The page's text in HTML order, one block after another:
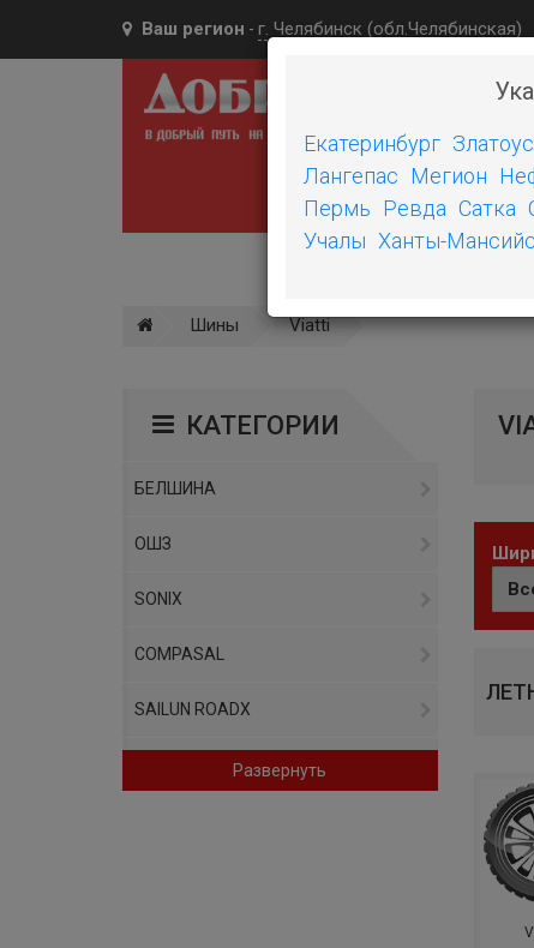
Екатеринбург
Лангепас Мегион
Пермь Ревда Сатка
Учалы Ханты-
Ваш регион - г. Челябинск (обл.Челябинская)
ШИНЫ
Шины Viatti
КАТЕГОРИИ
БЕЛШИНА
ОШЗ
SONIX
COMPASAL
SAILUN ROADX
Развернуть